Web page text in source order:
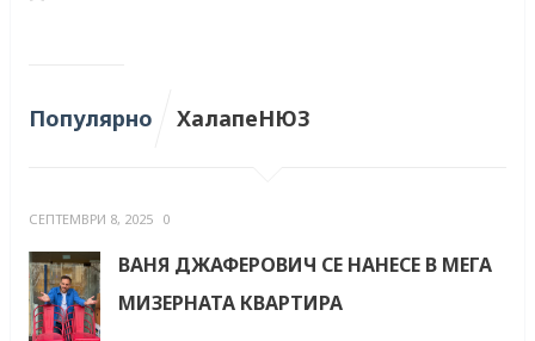
Популярно ХалапеНЮЗ
СЕПТЕМВРИ 8, 2025 0
ВАНЯ ДЖАФЕРОВИЧ СЕ НАНЕСЕ В МЕГА
МИЗЕРНАТА КВАРТИРА